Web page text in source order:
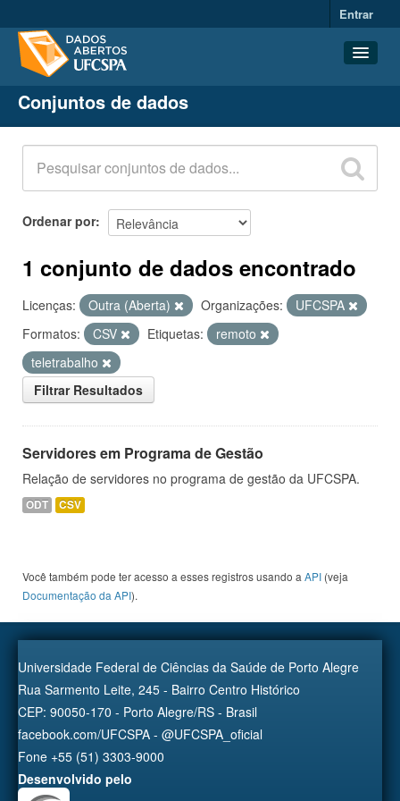
Entrar
Conjuntos de dados
Organizações
Grupos
Sobre
Conjuntos de dados
Ordenar por
1 conjunto de dados encontrado
Licenças: Outra (Aberta) Organizações:
UFCSPA
Formatos:
CSV Etiquetas:
remoto
teletrabalho
Filtrar Resultados
Servidores em Programa de Gestão
Relação de servidores no programa de gestão da UFCSPA.
ODT CSV
Você também pode ter acesso a esses registros usando a API (veja
Documentação da API).
Universidade Federal de Ciências da Saúde de Porto Alegre
Rua Sarmento Leite, 245 - Bairro Centro Histórico
CEP: 90050-170 - Porto Alegre/RS - Brasil
facebook.com/UFCSPA - @UFCSPA_oficial
Fone +55 (51) 3303-9000
Desenvolvido pelo